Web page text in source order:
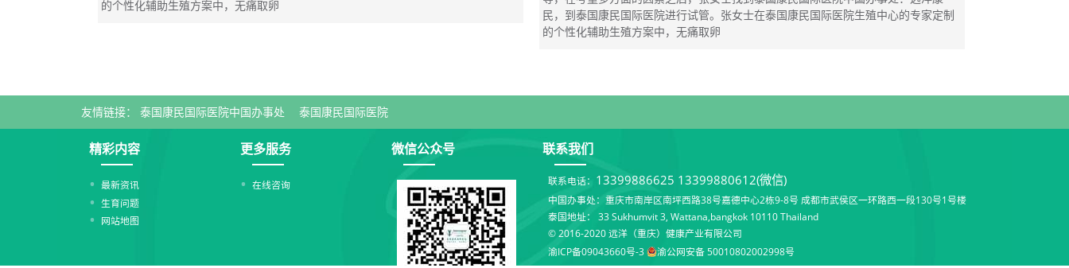
的个性化辅助生殖方案中，无痛取卵
民，到泰国康民国际医院进行试管。张女士在泰国康民国际医院生殖中心的专家定制
的个性化辅助生殖方案中，无痛取卵
友情链接： 泰国康民国际医院中国办事处 泰国康民国际医院
精彩内容
最新资讯
生育问题
网站地图
更多服务
在线咨询
微信公众号 联系我们
联系电话： 13399886625 13399880612(微信)
中国办事处：重庆市南岸区南坪西路38号嘉德中心2栋9-8号 成都市武侯区一环路西一段130号1号楼
泰国地址： 33 Sukhumvit 3, Wattana,bangkok 10110 Thailand
© 2016-2020 远洋（重庆）健康产业有限公司
渝ICP备09043660号-3
渝公网安备 50010802002998号